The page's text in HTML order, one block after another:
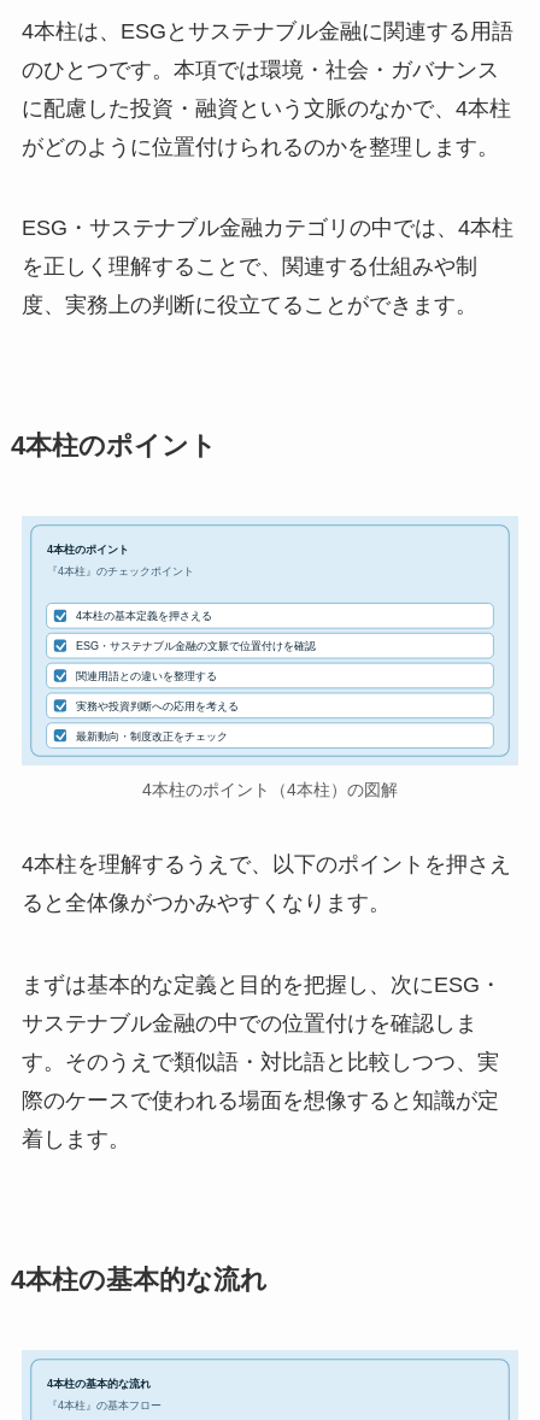
4本柱は、ESGとサステナブル金融に関連する用語
のひとつです。本項では環境・社会・ガバナンス
に配慮した投資・融資という文脈のなかで、4本柱
がどのように位置付けられるのかを整理します。
ESG・サステナブル金融カテゴリの中では、4本柱
を正しく理解することで、関連する仕組みや制
度、実務上の判断に役立てることができます。
4本柱のポイント
4本柱のポイント
『4本柱』のチェックポイント
4本柱の基本定義を押さえる
ESG・サステナブル金融の文脈で位置付けを確認
関連用語との違いを整理する
実務や投資判断への応用を考える
最新動向・制度改正をチェック
4本柱のポイント（4本柱）の図解
4本柱を理解するうえで、以下のポイントを押さえ
ると全体像がつかみやすくなります。
まずは基本的な定義と目的を把握し、次にESG・
サステナブル金融の中での位置付けを確認しま
す。そのうえで類似語・対比語と比較しつつ、実
際のケースで使われる場面を想像すると知識が定
着します。
4本柱の基本的な流れ
4本柱の基本的な流れ
『4本柱』の基本フロー